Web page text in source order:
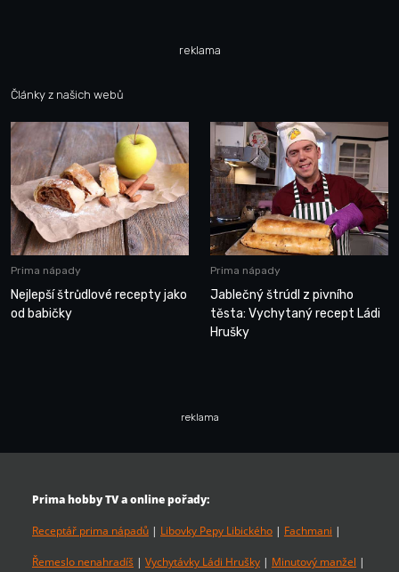
reklama
Články z našich webů
Prima nápady
Nejlepší štrůdlové recepty jako
od babičky
Prima nápady
Jablečný štrúdl z pivního
těsta: Vychytaný recept Ládi
Hrušky
reklama
Prima hobby TV a online pořady:
Receptář prima nápadů | Libovky Pepy Libického | Fachmani |
Řemeslo nenahradíš | Vychytávky Ládi Hrušky | Minutový manžel |